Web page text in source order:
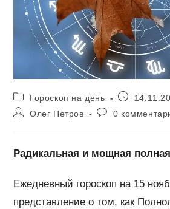
Рубрика
записи:
Гороскоп на день
Запись
АвторОлег Петров
Комментарии
0
Радикальная и мощная
Ежедневный гороскоп на 15
представление о том, как